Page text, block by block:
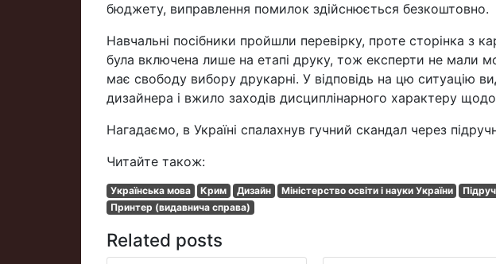
бюджету, виправлення помилок здійснюється безкоштовно.
Навчальні посібники пройшли перевірку, проте сторінка з
була включена лише на етапі друку, тож експерти не мали
має свободу вибору друкарні. У відповідь на цю ситуацію
дизайнера і вжило заходів дисциплінарного характеру щодо
Нагадаємо, в Україні спалахнув гучний скандал через
Читайте також:
Українська мова Крим Дизайн Міністерство освіти і науки України
Принтер (видавнича справа)
Related posts